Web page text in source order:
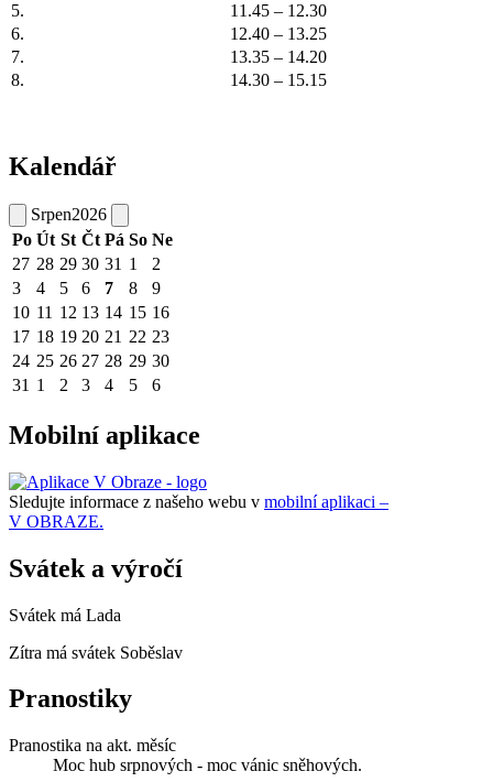
5.
11.45 – 12.30
6.
12.40 – 13.25
7.
13.35 – 14.20
8.
14.30 – 15.15
Kalendář
Srpen2026
Po Út St Čt Pá So Ne
27 28 29 30 31 1
2
3
4 5 6 7 8
9
10 11 12 13 14 15 16
17 18 19 20 21 22 23
24 25 26 27 28 29 30
31 1 2 3 4 5 6
Mobilní aplikace
Sledujte informace z našeho webu v mobilní aplikaci –
V OBRAZE.
Svátek a výročí
Svátek má Lada
Zítra má svátek Soběslav
Pranostiky
Pranostika na akt. měsíc
Moc hub srpnových - moc vánic sněhových.